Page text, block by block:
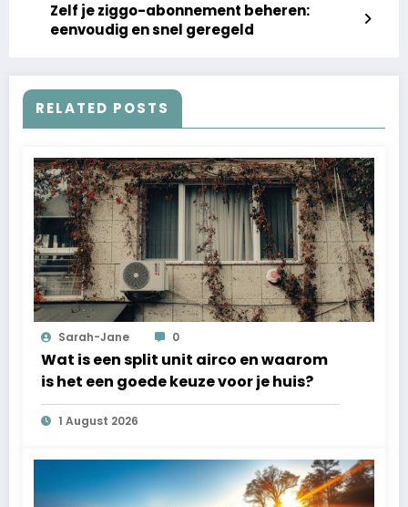
Zelf je ziggo-abonnement beheren:
eenvoudig en snel geregeld
RELATED POSTS
Sarah-Jane 0
Wat is een split unit airco en waarom
is het een goede keuze voor je huis?
1 August 2026